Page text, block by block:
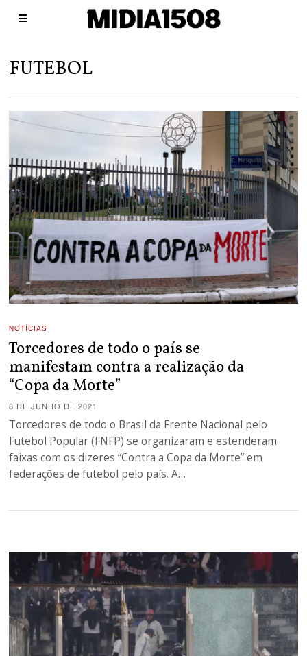
FUTEBOL
NOTÍCIAS
Torcedores de todo o país se
manifestam contra a realização da
“Copa da Morte”
8 DE JUNHO DE 2021
Torcedores de todo o Brasil da Frente Nacional pelo
Futebol Popular (FNFP) se organizaram e estenderam
faixas com os dizeres “Contra a Copa da Morte” em
federações de futebol pelo país. A…